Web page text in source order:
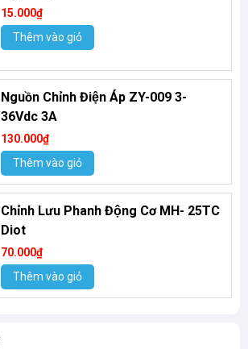
15.000₫
Thêm vào giỏ
Nguồn Chỉnh Điện Áp ZY-009 3-
36Vdc 3A
130.000₫
Thêm vào giỏ
Chỉnh Lưu Phanh Động Cơ MH- 25TC
Diot
70.000₫
Thêm vào giỏ